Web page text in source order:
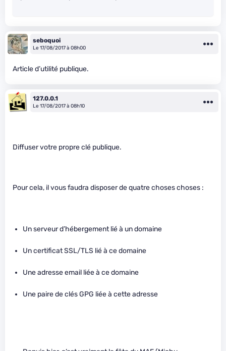
seboquoi
Le 17/08/2017 à 08h00
Article d’utilité publique.
127.0.0.1
Le 17/08/2017 à 08h10
Diffuser votre propre clé publique.
Pour cela, il vous faudra disposer de quatre choses choses :
Un serveur d’hébergement lié à un domaine
Un certificat SSL/TLS lié à ce domaine
Une adresse email liée à ce domaine
Une paire de clés GPG liée à cette adresse